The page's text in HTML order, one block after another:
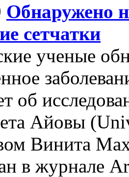
Обнаружено
сетчатки
ученые
об
Айовы
Винита
в журнале